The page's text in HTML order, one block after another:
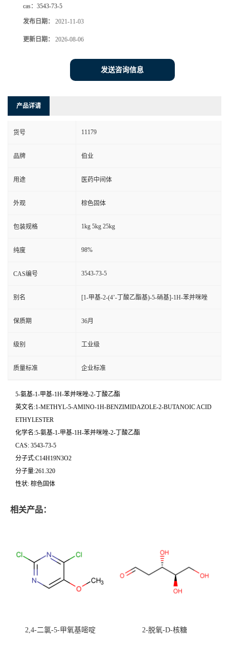
cas： 3543-73-5
发布日期： 2021-11-03
更新日期： 2026-08-06
发送咨询信息
产品详请
货号 11179
品牌 伯业
用途 医药中间体
外观 棕色固体
包装规格 1kg 5kg 25kg
纯度 98%
CAS编号 3543-73-5
别名 [1-甲基-2-(4’-丁酸乙酯基)-5-硝基]-1H-苯并咪唑
保质期 36月
级别 工业级
质量标准 企业标准
5-氨基-1-甲基-1H-苯并咪唑-2-丁酸乙酯
英文名:1-METHYL-5-AMINO-1H-BENZIMIDAZOLE-2-BUTANOIC ACID
ETHYLESTER
化学名:5-氨基-1-甲基-1H-苯并咪唑-2-丁酸乙酯
CAS: 3543-73-5
分子式:C14H19N3O2
分子量:261.320
性状: 棕色固体
相关产品：
2,4-二氯-5-甲氧基嘧啶 2-脱氧-D-核糖